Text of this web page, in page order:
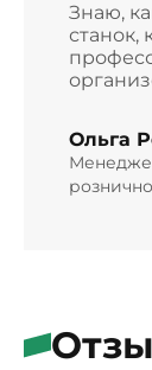
Знаю,
Ольга